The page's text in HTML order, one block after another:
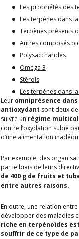
Les propriétés des
Les terpènes dans
Terpènes présents
Autres composés
Polysaccharides
Oméga 3
Stérols
Les terpènes dans
Leur omniprésence
antioxydant sont deux
suivre un régime
contre l’oxydation subie
d’une alimentation
Par exemple, des
par le biais de leurs
de 400 g de fruits et
entre autres raisons.
En outre, une relation
développer des maladies
riche en terpénoïdes
souffrir de ce type de